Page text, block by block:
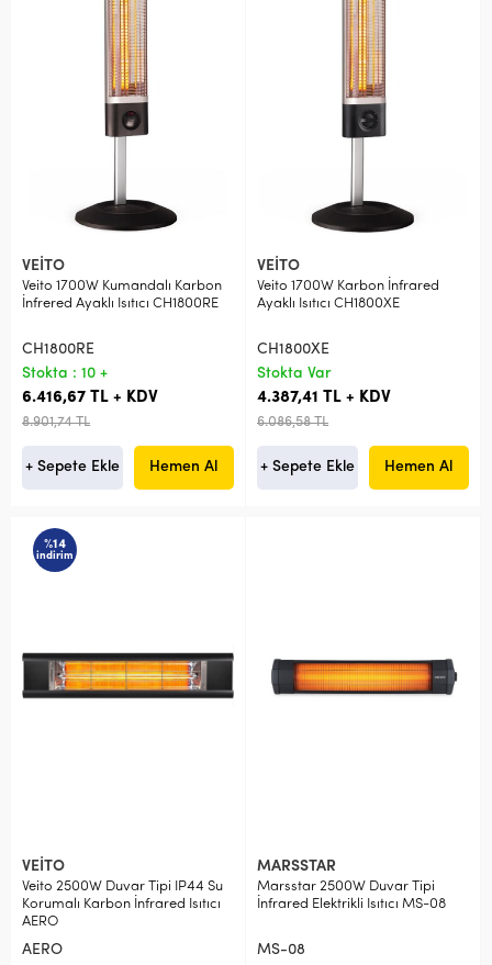
VEİTO
Veito 1700W Kumandalı Karbon
İnfrered Ayaklı Isıtıcı CH1800RE
CH1800RE
Stokta : 10 +
6.416,67 TL + KDV
8.901,74 TL
+ Sepete Ekle Hemen Al
VEİTO
Veito 1700W Karbon İnfrared
Ayaklı Isıtıcı CH1800XE
CH1800XE
Stokta Var
4.387,41 TL + KDV
6.086,58 TL
+ Sepete Ekle Hemen Al
%14
indirim
VEİTO
Veito 2500W Duvar Tipi IP44 Su
Korumalı Karbon İnfrared Isıtıcı
AERO
AERO
MARSSTAR
Marsstar 2500W Duvar Tipi
İnfrared Elektrikli Isıtıcı MS-08
MS-08